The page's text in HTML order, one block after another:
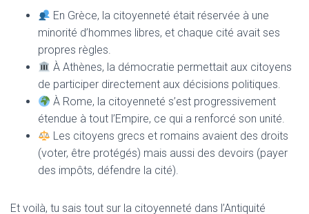
En Grèce, la citoyenneté était réservée à une
minorité d’hommes libres, et chaque cité avait ses
propres règles.
À Athènes, la démocratie permettait aux citoyens
de participer directement aux décisions politiques.
À Rome, la citoyenneté s’est progressivement
étendue à tout l’Empire, ce qui a renforcé son unité.
Les citoyens grecs et romains avaient des droits
(voter, être protégés) mais aussi des devoirs (payer
des impôts, défendre la cité).
Et voilà, tu sais tout sur la citoyenneté dans l’Antiquité